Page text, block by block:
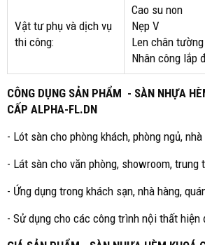
Vật tư phụ và dịch vụ
thi công:
Cao su non
Nẹp V
Len chân tường
Nhân công lắp
CÔNG DỤNG SẢN PHẨM - SÀN NHỰA
CẤP ALPHA-FL.DN
- Lót sàn cho phòng khách, phòng ngủ, nhà
- Lát sàn cho văn phòng, showroom, trung
- Ứng dụng trong khách sạn, nhà hàng,
- Sử dụng cho các công trình nội thất hiện